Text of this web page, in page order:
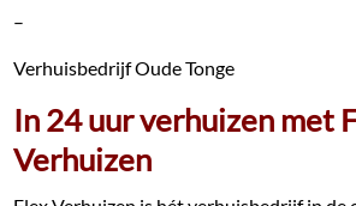
–
Verhuisbedrijf Oude Tonge
In 24 uur verhuizen met
Verhuizen